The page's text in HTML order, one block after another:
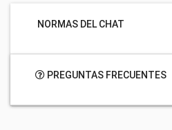
NORMAS DEL CHAT
PREGUNTAS FRECUENTES